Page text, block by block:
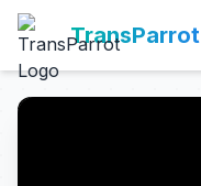
TransParrot